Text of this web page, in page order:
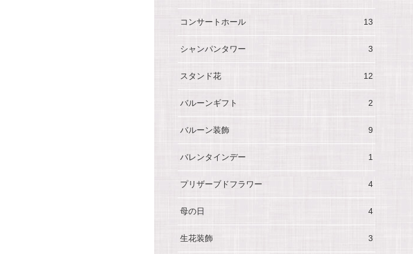
コンサートホール 13
シャンパンタワー 3
スタンド花 12
バルーンギフト 2
バルーン装飾 9
バレンタインデー 1
プリザーブドフラワー 4
母の日 4
生花装飾 3